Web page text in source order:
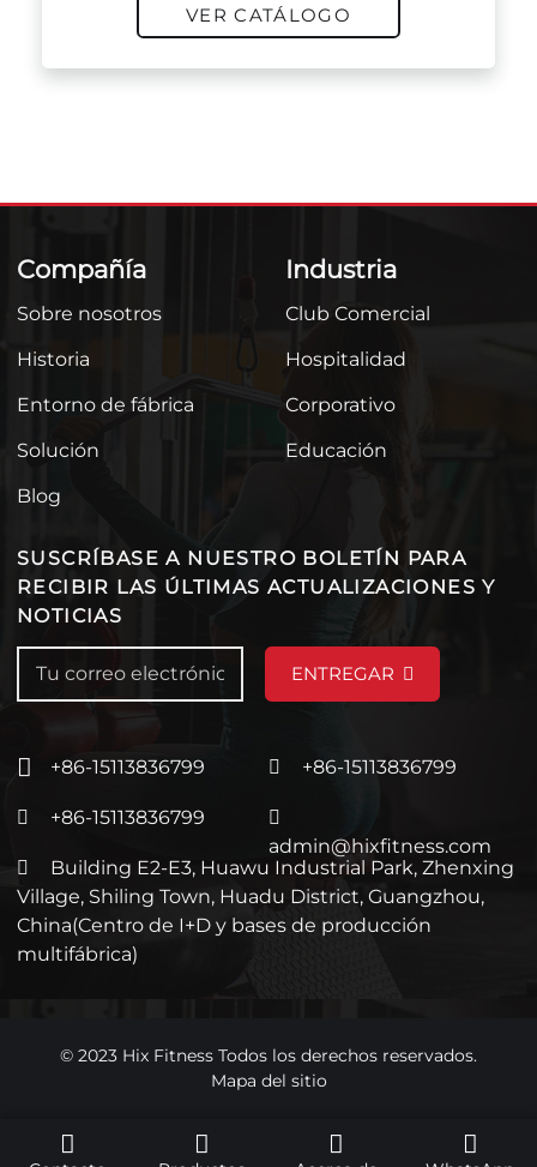
VER CATÁLOGO
Compañía
Sobre nosotros
Historia
Entorno de fábrica
Solución
Blog
Industria
Club Comercial
Hospitalidad
Corporativo
Educación
SUSCRÍBASE A NUESTRO BOLETÍN PARA
RECIBIR LAS ÚLTIMAS ACTUALIZACIONES Y
NOTICIAS
ENTREGAR
+86-15113836799 +86-15113836799
+86-15113836799
admin@hixfitness.com
Building E2-E3, Huawu Industrial Park, Zhenxing
Village, Shiling Town, Huadu District, Guangzhou,
China(Centro de I+D y bases de producción
multifábrica)
© 2023 Hix Fitness Todos los derechos reservados.
Mapa del sitio